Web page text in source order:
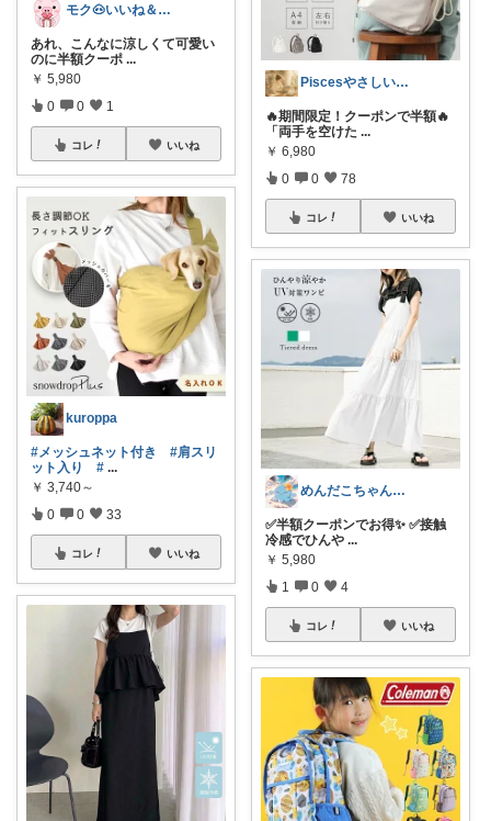
モク🐽いいね＆フォローに感謝💕
あれ、こんなに涼しくて可愛い
のに半額クーポ ...
￥ 5,980
0 0 1
コレ いいね
kuroppa
#メッシュネット付き
#肩スリ
ット入り
# ...
￥ 3,740～
0 0 33
コレ いいね
Piscesやさしい暮らしの厳選ROOM
🔥期間限定！クーポンで半額🔥
「両手を空けた ...
￥ 6,980
0 0 78
コレ いいね
めんだこちゃん💘使う力💪
✅半額クーポンでお得✨ ✅接触
冷感でひんや ...
￥ 5,980
1 0 4
コレ いいね